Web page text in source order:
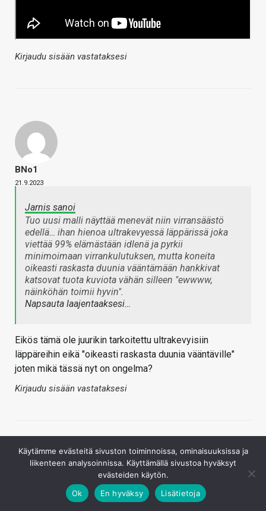
Kirjaudu sisään vastataksesi
BNo1
21.9.2023
Jarnis sanoi
Tuo uusi malli näyttää menevät niin virransäästö
edellä… ihan hienoa ultrakevyessä läppärissä joka
viettää 99% elämästään idlenä ja pyrkii
minimoimaan virrankulutuksen, mutta koneita
oikeasti raskasta duunia vääntämään hankkivat
katsovat tuota kuviota vähän silleen "ewwww,
näinköhän toimii hyvin".
Napsauta laajentaaksesi…
Eikös tämä ole juurikin tarkoitettu ultrakevyisiin
läppäreihin eikä "oikeasti raskasta duunia vääntäville"
joten mikä tässä nyt on ongelma?
Kirjaudu sisään vastataksesi
Käytämme evästeitä sivuston toiminnoissa, ominaisuuksissa ja
liikenteen analysoinnissa. Käyttämällä sivustoa hyväksyt
evästeiden käytön.
Ok
En hyväksy Lisätietoja